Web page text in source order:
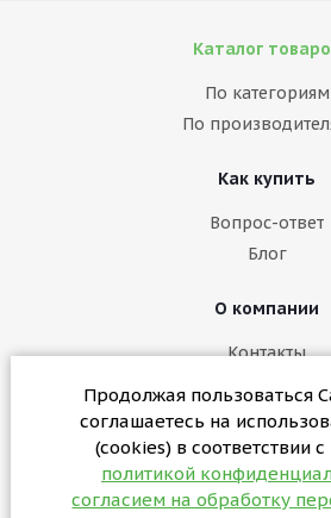
Продолжая пользоваться
соглашаетесь на
(cookies) в соответствии
политикой
согласием на обработку
Каталог
По категориям
По
Как купить
Вопрос-ответ
Блог
О компании
Контакты
Политика
Согласие на обработку
Политика в отношении
+7 (3412) 57-